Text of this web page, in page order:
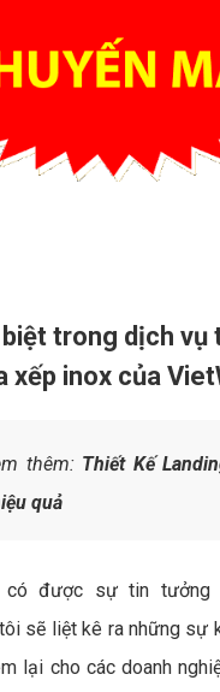
trong dịch vụ
xếp inox của
thêm: Thiết Kế
quả
có được sự tin tưởng
sẽ liệt kê ra những sự
lại cho các doanh